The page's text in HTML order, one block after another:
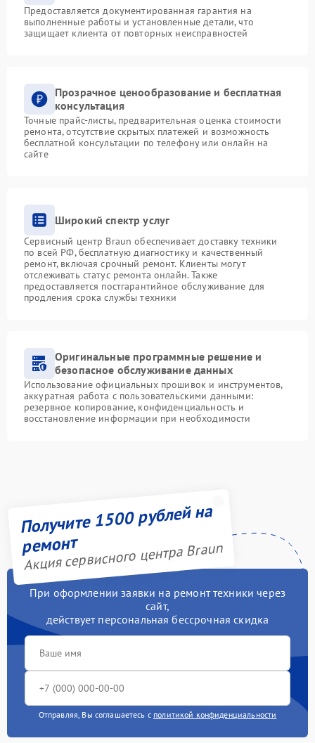
Предоставляется документированная гарантия на
выполненные работы и установленные детали, что
защищает клиента от повторных неисправностей
Прозрачное ценообразование и бесплатная
консультация
Точные прайс-листы, предварительная оценка стоимости
ремонта, отсутствие скрытых платежей и возможность
бесплатной консультации по телефону или онлайн на
сайте
Широкий спектр услуг
Сервисный центр Braun обеспечивает доставку техники
по всей РФ, бесплатную диагностику и качественный
ремонт, включая срочный ремонт. Клиенты могут
отслеживать статус ремонта онлайн. Также
предоставляется постгарантийное обслуживание для
продления срока службы техники
Оригинальные программные решение и
безопасное обслуживание данных
Использование официальных прошивок и инструментов,
аккуратная работа с пользовательскими данными:
резервное копирование, конфиденциальность и
восстановление информации при необходимости
Получите 1500 рублей на
ремонт
Акция сервисного центра Braun
При оформлении заявки на ремонт техники через
сайт,
действует персональная бессрочная скидка
Отправляя, Вы соглашаетесь с политикой конфиденциальности